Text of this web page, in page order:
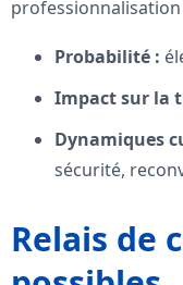
Probabilité :
Impact sur la
Dynamiques
sécurité,
Relais de